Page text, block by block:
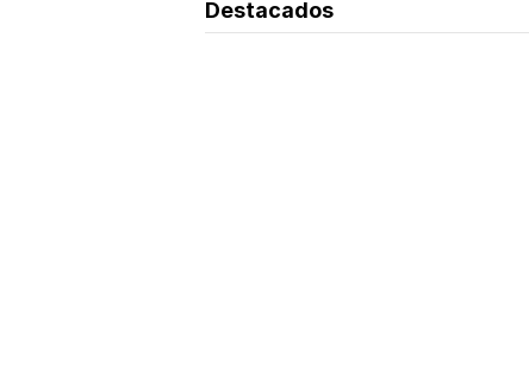
Destacados